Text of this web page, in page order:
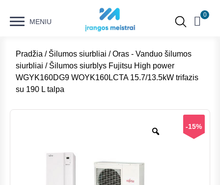
MENIU
0
Pradžia / Šilumos siurbliai /Oras - Vanduo šilumos
siurbliai / Šilumos siurblys Fujitsu High power
WGYK160DG9 WOYK160LCTA 15.7/13.5kW trifazis
su 190 L talpa
-15%